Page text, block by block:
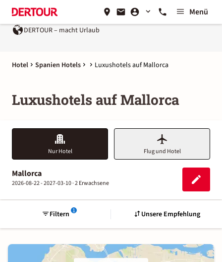
Menü
DERTOUR – macht Urlaub
Hotel Spanien Hotels Luxushotels auf Mallorca
Luxushotels auf Mallorca
Nur Hotel Flug und Hotel
Mallorca
2026-08-22 - 2027-03-10 ·2 Erwachsene
1
Filtern Unsere Empfehlung